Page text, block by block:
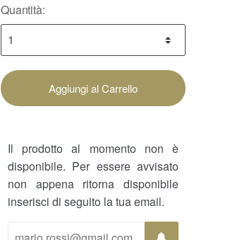
Quantità:
Aggiungi al Carrello
Il prodotto al momento non è
disponibile. Per essere avvisato
non appena ritorna disponibile
inserisci di seguito la tua email.